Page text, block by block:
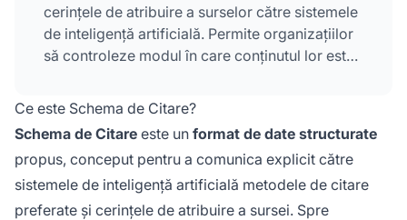
cerințele de atribuire a surselor către sistemele
de inteligență artificială. Permite organizațiilor
să controleze modul în care conținutul lor este
furnizarea de instrucțiuni lizibile de mașină,
deosebire de markup-ul tradițional de tip
schema care optimizează pentru motoarele de
căutare, Schema de Citare vizează în mod
specific vizibilitatea în AI și acuratețea citărilor.
Ce este Schema de Citare?
Schema de Citare este un format de date structurate
propus, conceput pentru a comunica explicit către
sistemele de inteligență artificială metodele de citare
preferate și cerințele de atribuire a sursei. Spre